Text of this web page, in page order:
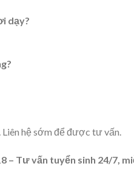
dạy?
hệ sớm để được tư vấn.
– Tư vấn tuyển sinh 24/7,